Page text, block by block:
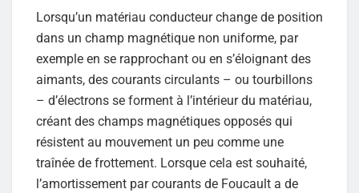
Lorsqu’un matériau conducteur change de position
dans un champ magnétique non uniforme, par
exemple en se rapprochant ou en s’éloignant des
aimants, des courants circulants – ou tourbillons
– d’électrons se forment à l’intérieur du matériau,
créant des champs magnétiques opposés qui
résistent au mouvement un peu comme une
traînée de frottement. Lorsque cela est souhaité,
l’amortissement par courants de Foucault a de